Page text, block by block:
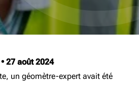
• 27 août 2024
un géomètre-expert avait été